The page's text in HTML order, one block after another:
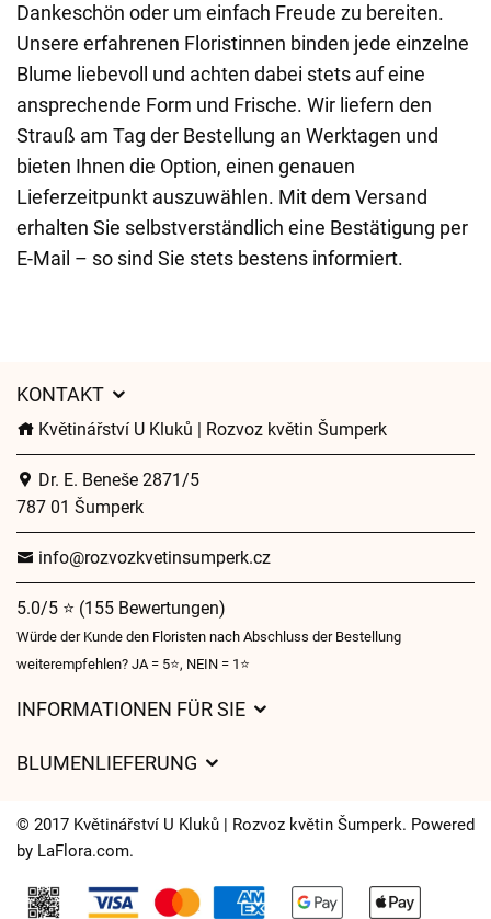
Dankeschön oder um einfach Freude zu bereiten.
Unsere erfahrenen Floristinnen binden jede einzelne
Blume liebevoll und achten dabei stets auf eine
ansprechende Form und Frische. Wir liefern den
Strauß am Tag der Bestellung an Werktagen und
bieten Ihnen die Option, einen genauen
Lieferzeitpunkt auszuwählen. Mit dem Versand
erhalten Sie selbstverständlich eine Bestätigung per
E-Mail – so sind Sie stets bestens informiert.
KONTAKT
Květinářství U Kluků | Rozvoz květin Šumperk
Dr. E. Beneše 2871/5
787 01 Šumperk
info@rozvozkvetinsumperk.cz
5.0/5 ⭐ (155 Bewertungen)
Würde der Kunde den Floristen nach Abschluss der Bestellung
weiterempfehlen? JA = 5⭐, NEIN = 1⭐
INFORMATIONEN FÜR SIE
Lieferzeiten für Blumen – Übersicht der Möglichkeiten
BLUMENLIEFERUNG
Wohin wir Blumen liefern
Kontakt
© 2017 Květinářství U Kluků | Rozvoz květin Šumperk. Powered
by LaFlora.com.